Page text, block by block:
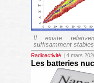
Il existe
suffisamment
Radioactivité | 4 mars
Les batteries